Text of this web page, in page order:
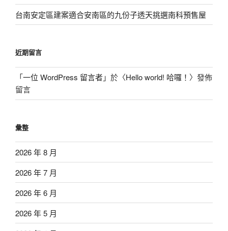
台南安定區建案適合安南區的九份子透天挑選南科預售屋
近期留言
「一位 WordPress 留言者」於〈Hello world! 哈囉！ 〉發佈
留言
彙整
2026 年 8 月
2026 年 7 月
2026 年 6 月
2026 年 5 月